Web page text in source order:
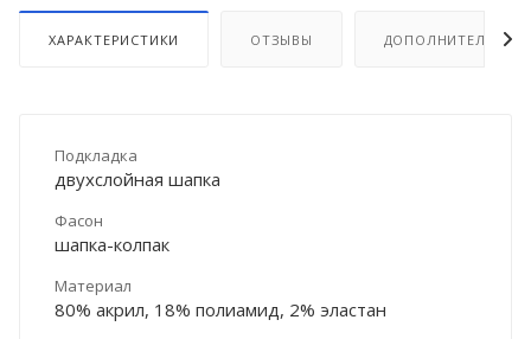
ХАРАКТЕРИСТИКИ ОТЗЫВЫ ДОПОЛНИТЕЛЬНО
Подкладка
двухслойная шапка
Фасон
шапка-колпак
Материал
80% акрил, 18% полиамид, 2% эластан